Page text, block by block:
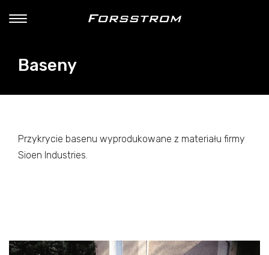
Baseny
Przykrycie basenu wyprodukowane z materiału firmy
Sioen Industries.